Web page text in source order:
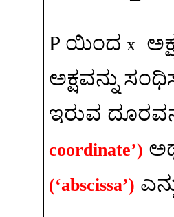
P ಯಿಂದ x
ಅಕ್ಷವನ್ನು
ಇರುವ
coordinate’)
(‘abscissa’)